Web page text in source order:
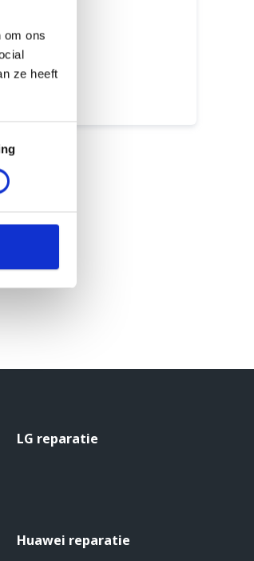
om ons
ze heeft
12 maanden garantie
7 dagen open
LG reparatie
Huawei reparatie